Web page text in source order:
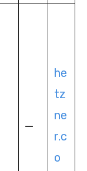
—
he
tz
ne
r.c
o